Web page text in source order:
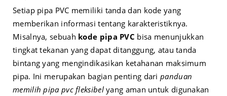
Setiap pipa PVC memiliki tanda dan kode yang
memberikan informasi tentang karakteristiknya.
Misalnya, sebuah kode pipa PVC bisa menunjukkan
tingkat tekanan yang dapat ditanggung, atau tanda
bintang yang mengindikasikan ketahanan maksimum
pipa. Ini merupakan bagian penting dari panduan
memilih pipa pvc fleksibelyang aman untuk digunakan